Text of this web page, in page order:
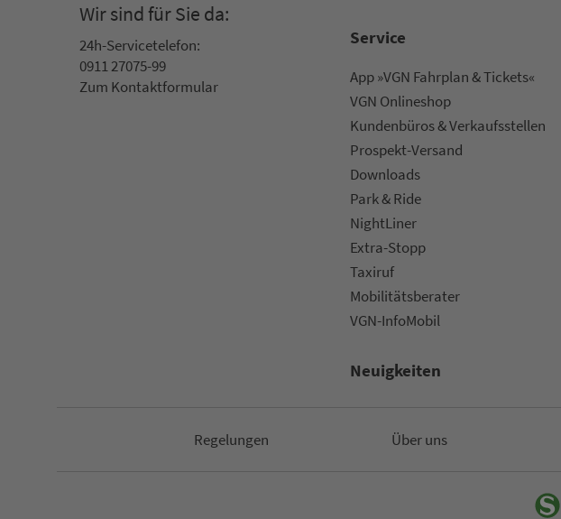
Wir sind für Sie da:
24h-Ser­vice­te­le­fon:
0911 27075-99
Zum Kon­taktformular
Service
App »VGN Fahrplan & Tickets«
VGN On­line­shop
Kun­den­bü­ros & Ver­kaufs­stel­len
Prospekt-Versand
Downloads
Park & Ride
NightLiner
Extra-Stopp
Taxiruf
Mo­bi­li­täts­be­ra­ter
VGN-InfoMobil
Neuigkeiten
Re­ge­lungen Über uns